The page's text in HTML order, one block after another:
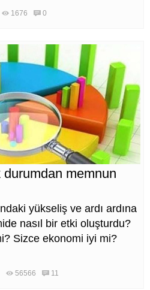
1676 0
memnun
yükseliş ve ardı ardına
nasıl bir etki oluşturdu?
Sizce ekonomi iyi mi?
56566 11